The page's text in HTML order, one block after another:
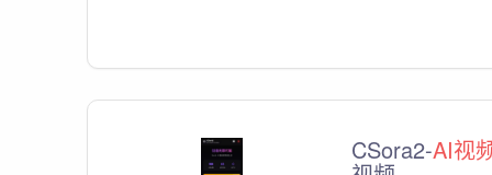
CSora2-AI视